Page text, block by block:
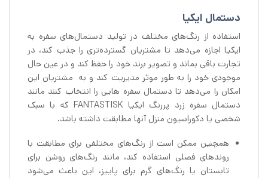
دستمال ایکیا
استفاده از رنگ‌های مختلف در تولید دستمال‌های سفره به
ایکیا اجازه می‌دهد تا مشتریان گسترده‌تری را جذب کند، در
تجارت باقی بماند و تصویر برند خود را حفظ کند و در عین حال
موجودی خود را به طور موثر مدیریت کند و به مشتریان این
امکان را می‌دهد تا دستمال سفره هایی را انتخاب کنند مانند
دستمال سفره زرد پررنگ ایکیا FANTASTISK که با سبک
شخصی یا دکوراسیون منزل آنها مطابقت داشته باشد.
همچنین ممکن است از رنگ‌های مختلفی برای مطابقت با
روندهای فصلی استفاده کند، مانند رنگ‌های روشن برای
تابستان یا رنگ‌های گرم برای پاییز، این باعث می‌شود